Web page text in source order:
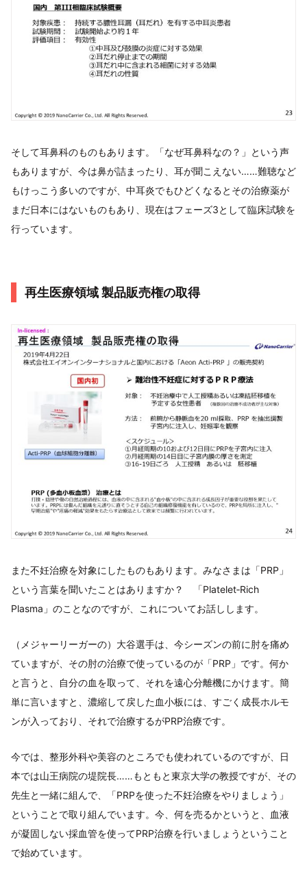
そして耳鼻科のものもあります。「なぜ耳鼻科なの？」という声
もありますが、今は鼻が詰まったり、耳が聞こえない……難聴など
もけっこう多いのですが、中耳炎でもひどくなるとその治療薬が
まだ日本にはないものもあり、現在はフェーズ3として臨床試験を
行っています。
再生医療領域 製品販売権の取得
また不妊治療を対象にしたものもあります。みなさまは「PRP」
という言葉を聞いたことはありますか？ 「Platelet‐Rich
Plasma」のことなのですが、これについてお話しします。
（メジャーリーガーの）大谷選手は、今シーズンの前に肘を痛め
ていますが、その肘の治療で使っているのが「PRP」です。何か
と言うと、自分の血を取って、それを遠心分離機にかけます。簡
単に言いますと、濃縮して戻した血小板には、すごく成長ホルモ
ンが入っており、それで治療するがPRP治療です。
今では、整形外科や美容のところでも使われているのですが、日
本では山王病院の堤院長……もともと東京大学の教授ですが、その
先生と一緒に組んで、「PRPを使った不妊治療をやりましょう」
ということで取り組んでいます。今、何を売るかというと、血液
が凝固しない採血管を使ってPRP治療を行いましょうということ
で始めています。